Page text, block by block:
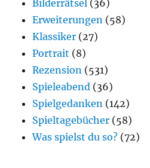
Bilderrätsel (36)
Erweiterungen (58)
Klassiker (27)
Portrait (8)
Rezension (531)
Spieleabend (36)
Spielgedanken (142)
Spieltagebücher (58)
Was spielst du so? (72)